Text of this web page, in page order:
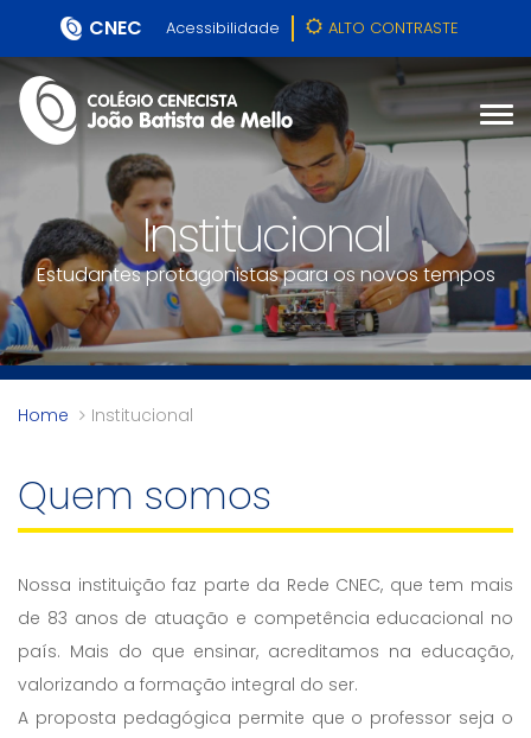
CNEC Acessibilidade ALTO CONTRASTE
Institucional
Estudantes protagonistas para os novos tempos
Home Institucional
Quem somos
Nossa instituição faz parte da Rede CNEC, que tem mais
de 83 anos de atuação e competência educacional no
país. Mais do que ensinar, acreditamos na educação,
valorizando a formação integral do ser.
A proposta pedagógica permite que o professor seja o